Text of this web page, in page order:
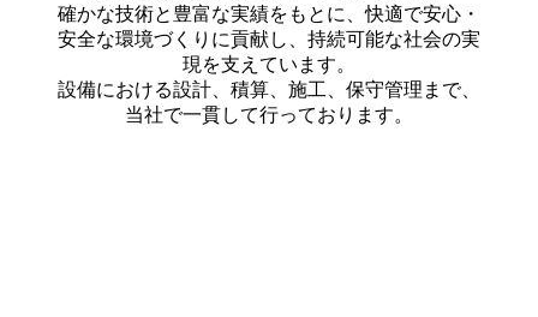
確かな技術と豊富な実績をもとに、快適で安心・
安全な環境づくりに貢献し、持続可能な社会の実
現を支えています。
設備における設計、積算、施工、保守管理まで、
当社で一貫して行っております。